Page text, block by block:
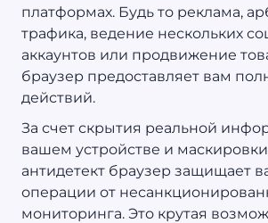
платформах. Будь то реклама,
трафика, ведение нескольких
аккаунтов или продвижение
браузер предоставляет вам
действий.
За счет скрытия реальной
вашем устройстве и
антидетект браузер защищает
операции от
мониторинга. Это крутая